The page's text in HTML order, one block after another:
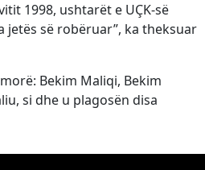
1998, ushtarët e UÇK-së
jetës së robëruar”, ka theksuar
Bekim Maliqi, Bekim
si dhe u plagosën disa